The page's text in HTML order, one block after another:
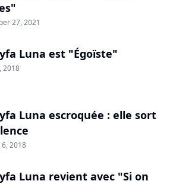
27, 2021
Luna est "Égoïste"
2018
Luna escroquée : elle sort
6, 2018
Luna revient avec "Si on